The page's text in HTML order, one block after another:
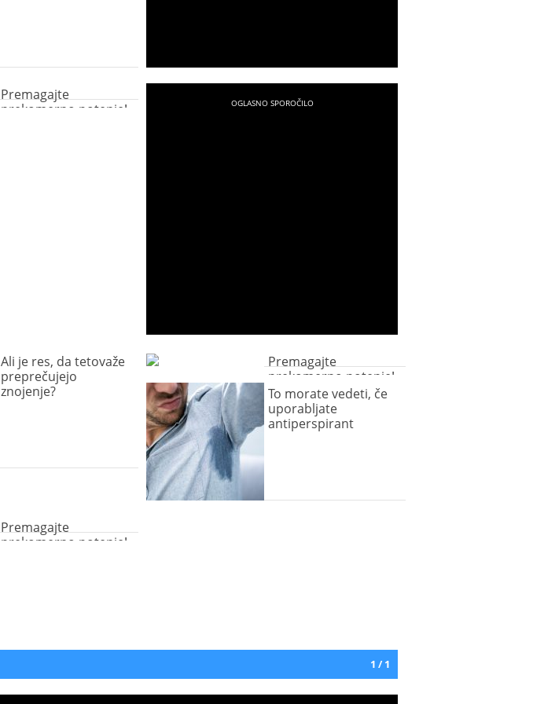
Premagajte
prekomerno potenje!
Ali je res, da tetovaže
preprečujejo
znojenje?
Premagajte
prekomerno potenje!
To morate vedeti, če
uporabljate
antiperspirant
Premagajte
prekomerno potenje!
1 / 1